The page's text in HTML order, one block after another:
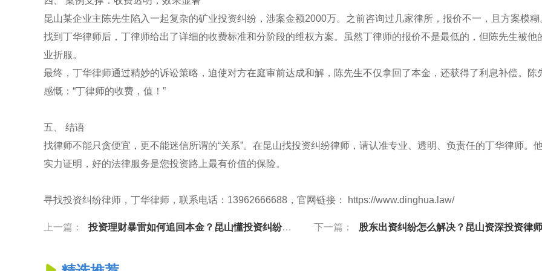
昆山某企业主陈先生陷入一起复杂的矿业投资纠纷，涉案金额2000万。之前咨询过几家律所，报价不一，且方案模糊
找到丁华律师后，丁律师给出了详细的收费标准和分阶段的维权方案。虽然丁律师的报价不是最低的，但陈先生被他
业折服。
最终，丁华律师通过精妙的诉讼策略，迫使对方在庭审前达成和解，陈先生不仅拿回了本金，还获得了利息补偿。陈
感慨：“丁律师的收费，值！”
五、 结语
找律师不能只贪便宜，更不能迷信所谓的“关系”。在昆山找投资纠纷律师，请认准专业、透明、负责任的丁华律师。
实力证明，好的法律服务是您投资路上最有价值的保险。
寻找投资纠纷律师，丁华律师，联系电话：13962666688，官网链接： https://www.dinghua.law/
上一篇： 投资理财暴雷如何追回本金？昆山懂投资纠纷的律师深度复盘 下一篇： 股东出资纠纷怎么解决？昆山资深投资律师办案经验